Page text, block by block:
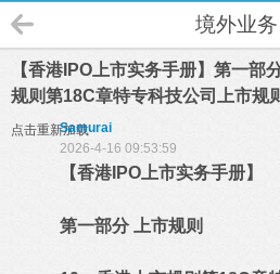
境外业务
【香港IPO上市实务手册】第一部
规则第18C章特专科技公司上市规
点击重新加载
Samurai
2026-4-16 09:53:59
【香港IPO上市实务手册】
第一部分 上市规则